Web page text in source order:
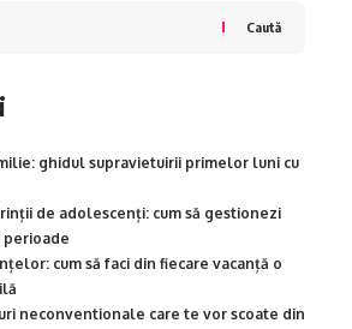
Caută
ghidul supravietuirii primelor luni cu
de adolescenți: cum să gestionezi
perioade
cum să faci din fiecare vacanță o
neconventionale care te vor scoate din